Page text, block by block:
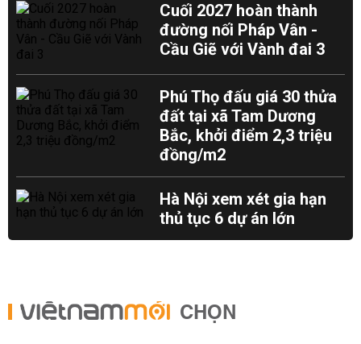
Cuối 2027 hoàn thành
đường nối Pháp Vân -
Cầu Giẽ với Vành đai 3
Phú Thọ đấu giá 30 thửa
đất tại xã Tam Dương
Bắc, khởi điểm 2,3 triệu
đồng/m2
Hà Nội xem xét gia hạn
thủ tục 6 dự án lớn
CHỌN